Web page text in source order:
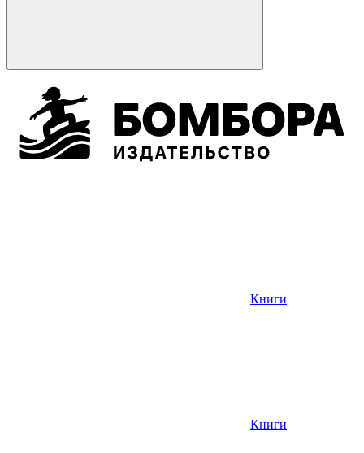
Книги
Книги